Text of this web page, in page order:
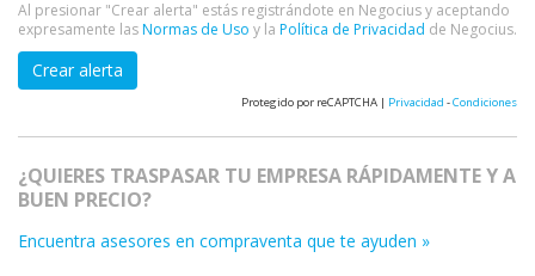
Al presionar "Crear alerta" estás registrándote en Negocius y aceptando
expresamente lasNormas de Uso y la Política de Privacidad de Negocius.
Crear alerta
Protegido por reCAPTCHA | Privacidad -Condiciones
¿QUIERES TRASPASAR TU EMPRESA RÁPIDAMENTE Y A
BUEN PRECIO?
Encuentra asesores en compraventa que te ayuden »